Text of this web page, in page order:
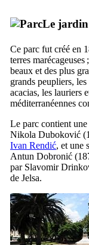
Le
Ce parc fut créé en
terres marécageuses
beaux et des plus
grands peupliers,
acacias, les lauriers
méditerranéennes
Le parc contient
Nikola Duboković
Ivan Rendić, et une
Antun Dobronić
par Slavomir
de Jelsa.